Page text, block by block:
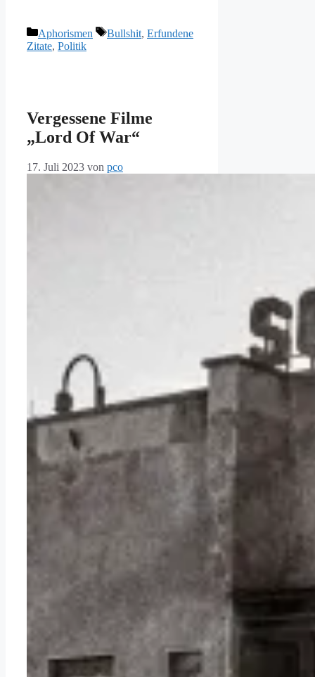
Kategorien
Aphorismen Schlagwörter
Bullshit, Erfundene
Zitate, Politik
Vergessene Filme
„Lord Of War“
17. Juli 2023 von pco